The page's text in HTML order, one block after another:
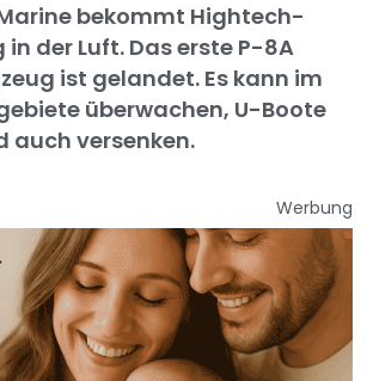
bekommt Hightech-
der Luft. Das erste P-8A
ist gelandet. Es kann im
überwachen, U-Boote
auch versenken.
Werbung